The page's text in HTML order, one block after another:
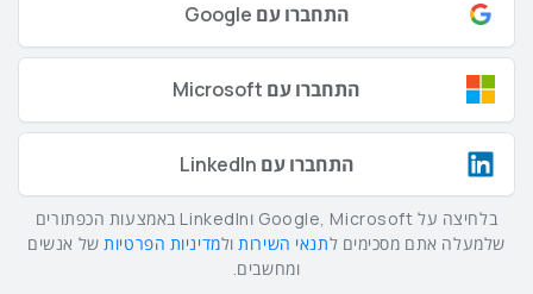
התחברו עם Google
התחברו עם Microsoft
התחברו עם LinkedIn
בלחיצה על Google, Microsoft וLinkedIn באמצעות הכפתורים
שלמעלה אתם מסכימים לתנאי השירותולמדיניות הפרטיותשל אנשים
ומחשבים.